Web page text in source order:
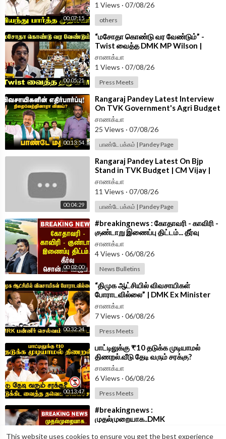
This website uses cookies to ensure you get the best experience
00:07:15
1 Views · 07/08/26
others
00:05:21
⁣“மசோதா கொண்டு வர வேண்டும்” -
Twist வைத்த DMK MP Wilson |
Press Meet | Delhi
சாணக்யா
1 Views · 07/08/26
Press Meets
00:13:54
⁣Rangaraj Pandey Latest Interview
On TVK Government's Agri Budget
| CM Vijay | EPS | Udhayanidhi |DMK
சாணக்யா
25 Views · 07/08/26
பாண்டே பக்கம் | Pandey Page
00:04:29
⁣Rangaraj Pandey Latest On Bjp
Stand in TVK Budget | CM Vijay |
Nainar Nagenthran | Vinoth |
Wilson
சாணக்யா
11 Views · 07/08/26
பாண்டே பக்கம் | Pandey Page
00:02:00
⁣#breakingnews : கோதாவரி - காவிரி -
குண்டாறு இணைப்பு திட்டம்... தீர்வு
சொன்ன Vijay...| TVK Government
சாணக்யா
4 Views · 06/08/26
News Bulletins
00:32:24
⁣“திமுக ஆட்சியில் விவசாயிகள்
போராடவில்லை” | DMK Ex Minister
MRK Panneer Selvam | Press Meet
|TVK Govt
சாணக்யா
7 Views · 06/08/26
Press Meets
00:13:47
⁣பாட்டிலுக்கு ₹10 தடுக்க முடியாமல்
திணறல்.வீடு தேடி வரும் சரக்கு?
Minister Vignesh Press Meet | TVK
சாணக்யா
6 Views · 06/08/26
Press Meets
⁣#breakingnews :
முதல்முறையாக..DMK